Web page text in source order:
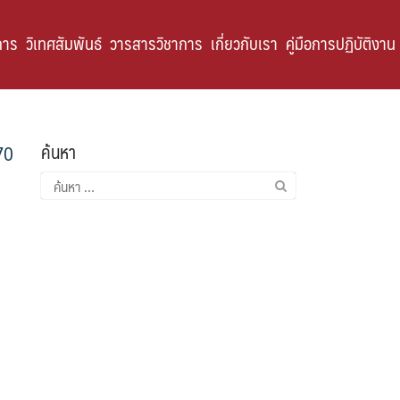
ร วิเทศสัมพันธ์ วารสารวิชาการ เกี่ยวกับเรา คู่มือการปฏิบัติงาน
ค้นหา
ค้นหา
สำหรับ: